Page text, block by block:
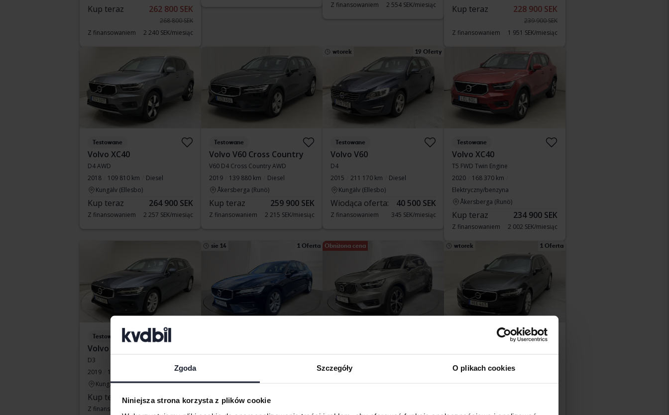
Zgoda Szczegóły O plikach cookies
Niniejsza strona korzysta z plików cookie
Kup teraz 262 800 SEK
268 800 SEK
Z finansowaniem
2 240 SEK/miesiąc
Z finansowaniem 2 554 SEK/miesiąc Kup teraz 228 900 SEK
239 900 SEK
Z finansowaniem
1 951 SEK/miesiąc
Testowane
Volvo XC40
D4 AWD
2018
109 810 km
Diesel
Kungälv (Ellesbo)
Kup teraz 264 900 SEK
Z finansowaniem 2 257 SEK/miesiąc
Testowane
Volvo V60 Cross Country
V60 D4 Cross Country AWD
2019
139 880 km
Diesel
Åkersberga (Runö)
Kup teraz 259 900 SEK
Z finansowaniem 2 215 SEK/miesiąc
wtorek 19 Oferty
Testowane
Volvo V60
D4
2015
211 170 km
Diesel
Kungälv (Ellesbo)
Wiodąca oferta: 40 500 SEK
Z finansowaniem 345 SEK/miesiąc
Testowane
Volvo XC40
T5 FWD Twin Engine
2020
168 370 km
Elektryczny/benzyna
Åkersberga (Runö)
Kup teraz 234 900 SEK
Z finansowaniem 2 002 SEK/miesiąc
Testowane
Volvo V60
D3
2019
120 250 km
Kungälv (Ellesbo)
Kup teraz 219 900 SEK
Z finansowaniem
sie 14 1 Oferta
Borlänge
Wiodąca oferta: 130 000 SEK
Obniżona cena
2021
79 730 km
wtorek 1 Oferta
2019
211 790 km
Benzyna